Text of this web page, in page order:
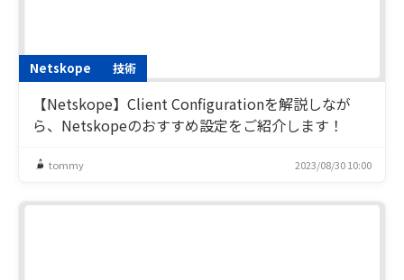
Netskope 技術
【Netskope】Client Configurationを解説しなが
ら、Netskopeのおすすめ設定をご紹介します！
tommy 2023/08/30 10:00